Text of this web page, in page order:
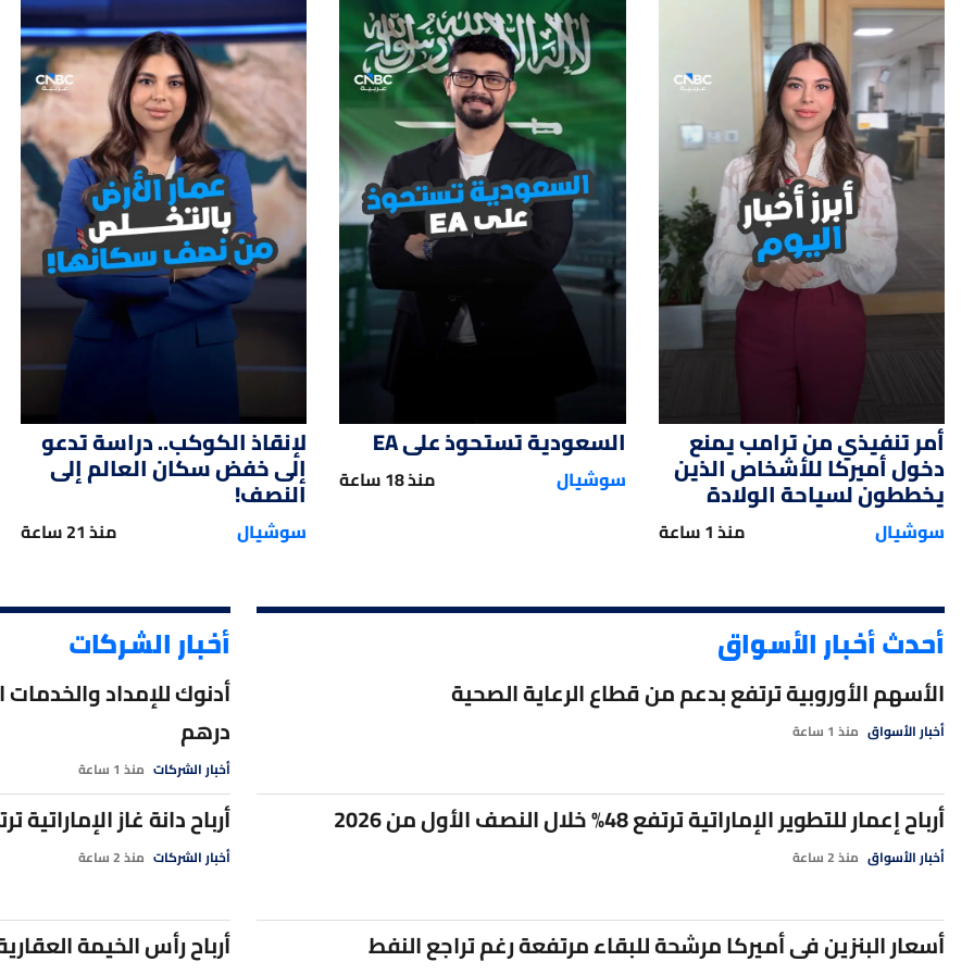
صناديق التحوط تتكبد خسائر تاريخية في يوليو
منذ 14 ساعة
النحاس يقفز إلى مستوى قياسي وسط أزمة إمدادات عالمية
منذ 14 ساعة
🔴ستاندرد آند بورز 500 يتراجع مع ضغط أسعار النفط على الأسهم.. وداو جونز يخسر أكثر من 450 نقطة
النفط يرتفع مع دراسة إيران حظر عبور سفن أميركا وإسرائيل مضيق هرمز
🔴للمرة الأولي.. علماء يستخدمون الذكاء الاصطناعي فى تصميم فيروسات صناعية
صادرات نفط الشرق الأوسط إلى أميركا تبلغ أعلى مستوياتها منذ اندلاع الحرب
منذ 17 ساعة
ترامب يحصل على مهلة قضائية توقف مؤقتاً كشف سجلاته المالية أمام BBC
روسيا ترفع إنتاج النفط في يوليو بدعم الصادرات رغم الهجمات
الأسواق الأوروبية تغلق على مكاسب محدودة وسط ترقب اتفاق إيران وأميركا
منذ 18 ساعة
مشروع "مفتاح قتل الذكاء الاصطناعي" أمام الكونغرس الأميركي
إيران وعمان تقتربان من اتفاق حول مضيق هرمز
01:14
أمر تنفيذي من ترامب يمنع
دخول أميركا للأشخاص الذين
يخططون لسياحة الولادة
سوشيال منذ 1 ساعة
01:12
السعودية تستحوذ على EA
سوشيال منذ 18 ساعة
01:47
لإنقاذ الكوكب.. دراسة تدعو
إلى خفض سكان العالم إلى
النصف!
سوشيال منذ 21 ساعة
أحدث أخبار الأسواق
الأسهم الأوروبية ترتفع بدعم من قطاع الرعاية الصحية
أخبار الأسواق منذ 1 ساعة
أرباح إعمار للتطوير الإماراتية ترتفع 48% خلال النصف الأول من 2026
أخبار الأسواق منذ 2 ساعة
أسعار البنزين فى أميركا مرشحة للبقاء مرتفعة رغم تراجع النفط
أخبار الشركات
درهم
أخبار الشركات منذ 1 ساعة
أرباح دانة غاز الإماراتية ترتفع 46.5% في النصف
أخبار الشركات منذ 2 ساعة
أرباح رأس الخيمة العقارية تتراجع بأكثر